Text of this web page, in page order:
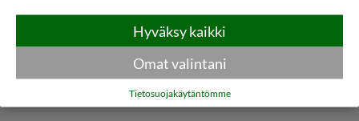
sauna ja ympäri vuorokauden auki oleva
muun muassa ilmainen langaton internetyhteys,
concierge-palvelut ja juhlasali. Hotellin ravintola,
Hyväksy kaikki
Omat valintani
Tietosuojakäytäntömme